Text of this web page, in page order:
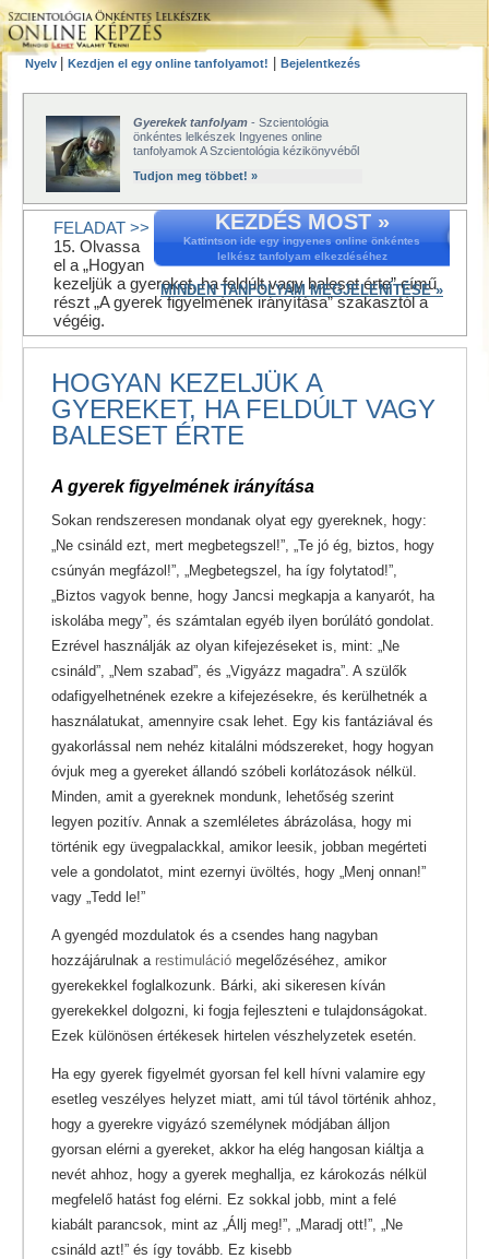
Nyelv Kezdjen el egy online tanfolyamot! Bejelentkezés
Gyerekek tanfolyam - Szcientológia
önkéntes lelkészek Ingyenes online
tanfolyamok A Szcientológia kézikönyvéből
Tudjon meg többet! »
KEZDÉS MOST »
Kattintson ide egy ingyenes online önkéntes
lelkész tanfolyam elkezdéséhez
MINDEN TANFOLYAM MEGJELENÍTÉSE »
FELADAT >>
15. Olvassa
el a „Hogyan
kezeljük a gyereket, ha feldúlt vagy baleset érte” című
részt „A gyerek figyelmének irányítása” szakasztól a
végéig.
HOGYAN KEZELJÜK A
GYEREKET, HA FELDÚLT VAGY
BALESET ÉRTE
A gyerek figyelmének irányítása
Sokan rendszeresen mondanak olyat egy gyereknek, hogy:
„Ne csináld ezt, mert megbetegszel!”, „Te jó ég, biztos, hogy
csúnyán megfázol!”, „Megbetegszel, ha így folytatod!”,
„Biztos vagyok benne, hogy Jancsi megkapja a kanyarót, ha
iskolába megy”, és számtalan egyéb ilyen borúlátó gondolat.
Ezrével használják az olyan kifejezéseket is, mint: „Ne
csináld”, „Nem szabad”, és „Vigyázz magadra”. A szülők
odafigyelhetnének ezekre a kifejezésekre, és kerülhetnék a
használatukat, amennyire csak lehet. Egy kis fantáziával és
gyakorlással nem nehéz kitalálni módszereket, hogy hogyan
óvjuk meg a gyereket állandó szóbeli korlátozások nélkül.
Minden, amit a gyereknek mondunk, lehetőség szerint
legyen pozitív. Annak a szemléletes ábrázolása, hogy mi
történik egy üvegpalackkal, amikor leesik, jobban megérteti
vele a gondolatot, mint ezernyi üvöltés, hogy „Menj onnan!”
vagy „Tedd le!”
A gyengéd mozdulatok és a csendes hang nagyban
hozzájárulnak a restimuláció megelőzéséhez, amikor
gyerekekkel foglalkozunk. Bárki, aki sikeresen kíván
gyerekekkel dolgozni, ki fogja fejleszteni e tulajdonságokat.
Ezek különösen értékesek hirtelen vészhelyzetek esetén.
Ha egy gyerek figyelmét gyorsan fel kell hívni valamire egy
esetleg veszélyes helyzet miatt, ami túl távol történik ahhoz,
hogy a gyerekre vigyázó személynek módjában álljon
gyorsan elérni a gyereket, akkor ha elég hangosan kiáltja a
nevét ahhoz, hogy a gyerek meghallja, ez károkozás nélkül
megfelelő hatást fog elérni. Ez sokkal jobb, mint a felé
kiabált parancsok, mint az „Állj meg!”, „Maradj ott!”, „Ne
csináld azt!” és így tovább. Ez kisebb